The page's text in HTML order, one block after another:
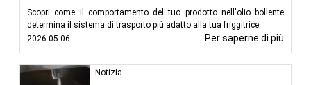
Scopri come il comportamento del tuo prodotto nell'olio bollente
determina il sistema di trasporto più adatto alla tua friggitrice.
2026-05-06
Per saperne di più
Notizia